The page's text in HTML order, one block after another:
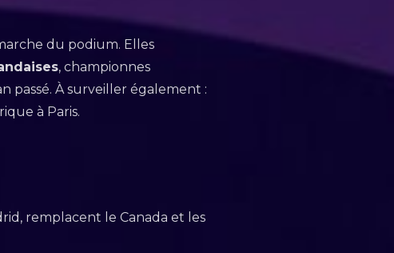
du podium. Elles
, championnes
passé. À surveiller également :
à Paris.
remplacent le Canada et les